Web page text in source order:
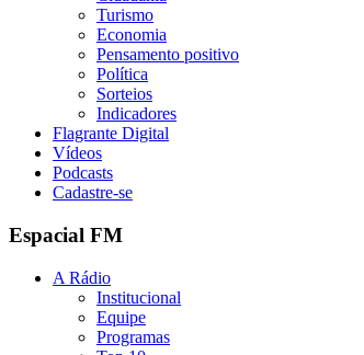
Turismo
Economia
Pensamento positivo
Política
Sorteios
Indicadores
Flagrante Digital
Vídeos
Podcasts
Cadastre-se
Espacial FM
A Rádio
Institucional
Equipe
Programas